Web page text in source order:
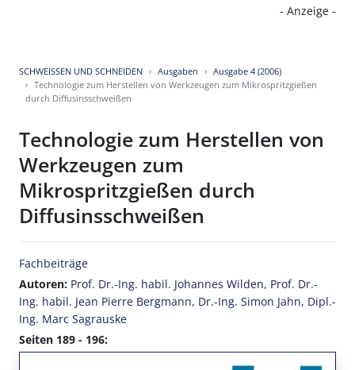
- Anzeige -
SCHWEISSEN UND SCHNEIDEN Ausgaben
Ausgabe 4 (2006)
Technologie zum Herstellen von Werkzeugen zum Mikrospritzgießen
durch Diffusinsschweißen
Technologie zum Herstellen von
Werkzeugen zum
Mikrospritzgießen durch
Diffusinsschweißen
Fachbeiträge
Autoren: Prof. Dr.-Ing. habil. Johannes Wilden, Prof. Dr.-
Ing. habil. Jean Pierre Bergmann, Dr.-Ing. Simon Jahn, Dipl.-
Ing. Marc Sagrauske
Seiten 189 - 196: